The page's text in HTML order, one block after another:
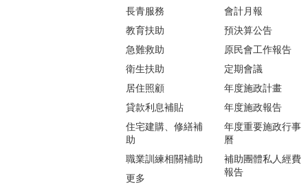
長青服務
教育扶助
急難救助
衛生扶助
居住照顧
貸款利息補貼
住宅建購、修繕補
助
職業訓練相關補助
更多
會計月報
預決算公告
原民會工作報告
定期會議
年度施政計畫
年度施政報告
年度重要施政行事
曆
補助團體私人經費
報告